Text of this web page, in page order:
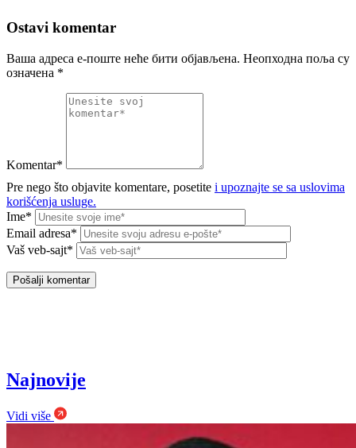
Ostavi komentar
Ваша адреса е-поште неће бити објављена. Неопходна поља су
означена *
Komentar*
Pre nego što objavite komentare, posetite i upoznajte se sa uslovima
korišćenja usluge.
Ime*
Email adresa*
Vaš veb-sajt*
Najnovije
Vidi više